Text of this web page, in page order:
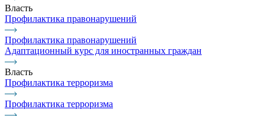
Власть
Профилактика правонарушений
Профилактика правонарушений
Адаптационный курс для иностранных граждан
Власть
Профилактика терроризма
Профилактика терроризма